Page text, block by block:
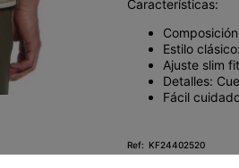
Características:
Estilo clásico:
Ajuste slim
Detalles:
Fácil
KF24402520